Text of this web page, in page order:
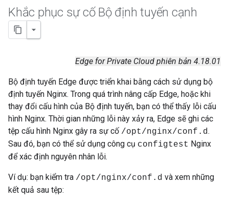
Khắc phục sự cố Bộ định tuyến cạnh
Edge for Private Cloud phiên bản 4.18.01
Bộ định tuyến Edge được triển khai bằng cách sử dụng bộ
định tuyến Nginx. Trong quá trình nâng cấp Edge, hoặc khi
thay đổi cấu hình của Bộ định tuyến, bạn có thể thấy lỗi cấu
hình Nginx. Thời gian những lỗi này xảy ra, Edge sẽ ghi các
tệp cấu hình Nginx gây ra sự cố /opt/nginx/conf.d.
Sau đó, bạn có thể sử dụng công cụ configtest Nginx
để xác định nguyên nhân lỗi.
Ví dụ: bạn kiểm tra /opt/nginx/conf.d và xem những
kết quả sau tệp: